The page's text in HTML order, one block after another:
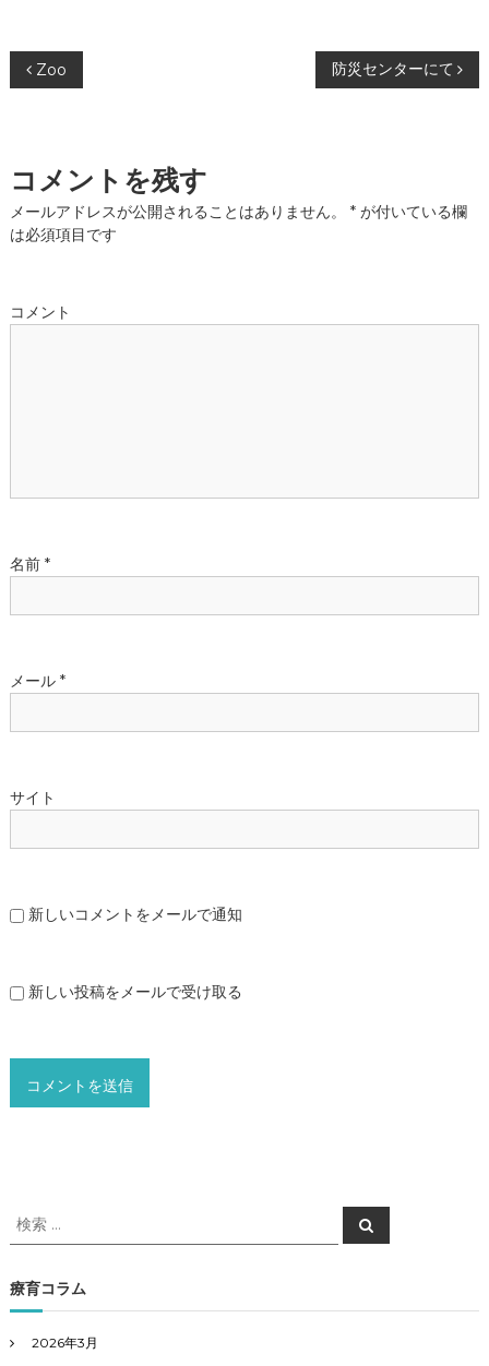
投
ナ
ビ
ー
Zoo 防災センターにて
コメントを残す
メールアドレスが公開されることはありません。 *が付いている欄
は必須項目です
コメント
名前 *
メール *
サイト
新しいコメントをメールで通知
新しい投稿をメールで受け取る
検
索
象
:
検
索
療育コラム
2026年3月